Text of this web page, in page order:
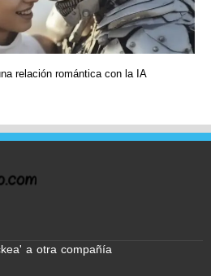
relación romántica con la IA
a otra compañía